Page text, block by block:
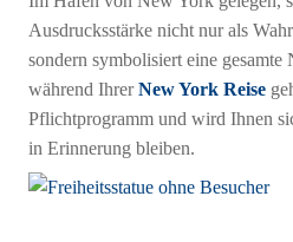
Ausdrucksstärke nicht nur als
sondern symbolisiert eine gesamte
während IhrerNew York Reise
Pflichtprogramm und wird Ihnen
in Erinnerung bleiben.